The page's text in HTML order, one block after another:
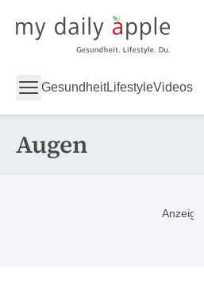
My Daily Apple
GesundheitLifestyleVideos
Augen